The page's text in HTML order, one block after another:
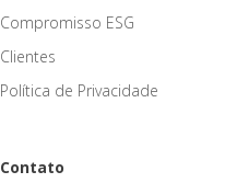
Compromisso ESG
Clientes
Política de Privacidade
Contato